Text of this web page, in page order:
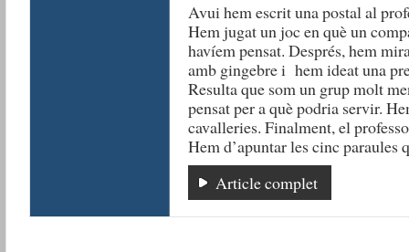
Avui hem escrit una postal al
Hem jugat un joc en què un
havíem pensat. Després, hem
amb gingebre i hem ideat una
Resulta que som un grup molt
pensat per a què podria servir.
cavalleries. Finalment, el
Hem d’apuntar les cinc paraules
Article complet